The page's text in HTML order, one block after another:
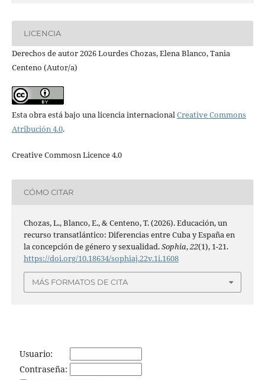
LICENCIA
Derechos de autor 2026 Lourdes Chozas, Elena Blanco, Tania
Centeno (Autor/a)
Esta obra está bajo una licencia internacionalCreative Commons
Atribución 4.0.
Creative Commosn Licence 4.0
CÓMO CITAR
Chozas, L., Blanco, E., & Centeno, T. (2026). Educación, un
recurso transatlántico: Diferencias entre Cuba y España en
la concepción de género y sexualidad.Sophia,22(1), 1-21.
https://doi.org/10.18634/sophiaj.22v.1i.1608
MÁS FORMATOS DE CITA
Usuario:
Contraseña: